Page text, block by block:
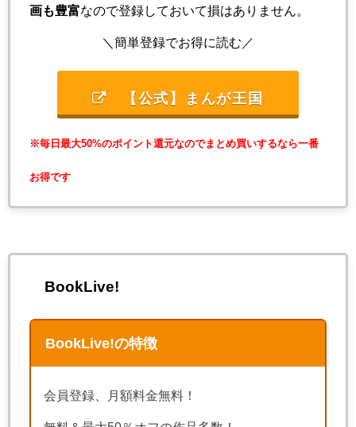
画も豊富なので登録しておいて損はありません。
＼簡単登録でお得に読む／
【公式】まんが王国
※毎日最大50%のポイント還元なのでまとめ買いするなら一番
お得です
BookLive!
BookLive!の特徴
会員登録、月額料金無料！